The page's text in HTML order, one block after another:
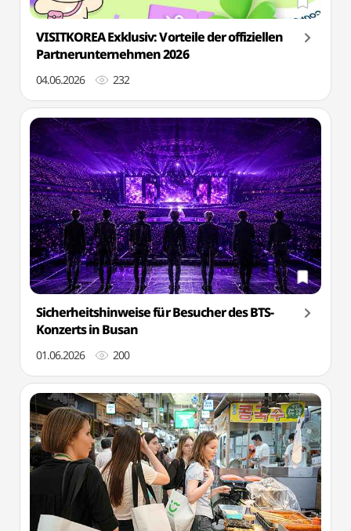
VISITKOREA Exklusiv: Vorteile der offiziellen
Partnerunternehmen 2026
04.06.2026 232
Sicherheitshinweise für Besucher des BTS-
Konzerts in Busan
01.06.2026 200